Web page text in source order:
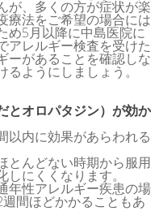
が、多くの方が症状が楽
療法をご希望の場合には
め5月以降に中島医院に
アレルギー検査を受けた
ーがあることを確認しな
ようにしましょう。
とオロパタジン）が効か
以内に効果があらわれる
とんどない時期から服用
にくくなります。
年性アレルギー疾患の場
間ほどかかることもあ